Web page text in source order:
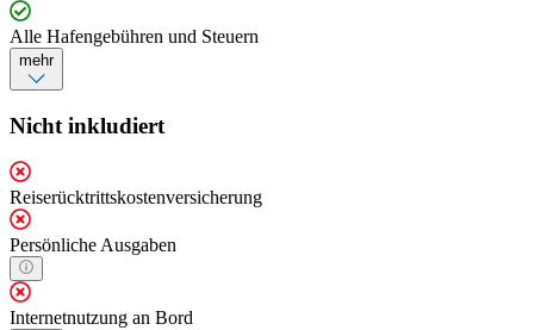
Alle Hafengebühren und Steuern
mehr
Nicht inkludiert
Reiserücktrittskostenversicherung
Persönliche Ausgaben
Internetnutzung an Bord